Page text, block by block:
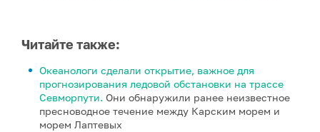
Читайте также:
Океанологи сделали открытие, важное для
прогнозирования ледовой обстановки на трассе
Севморпути. Они обнаружили ранее неизвестное
пресноводное течение между Карским морем и
морем Лаптевых